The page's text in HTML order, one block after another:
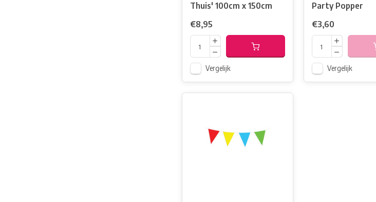
Thuis' 100cm x 150cm
€8,95
Vergelijk
Party Popper
€3,60
Vergelijk